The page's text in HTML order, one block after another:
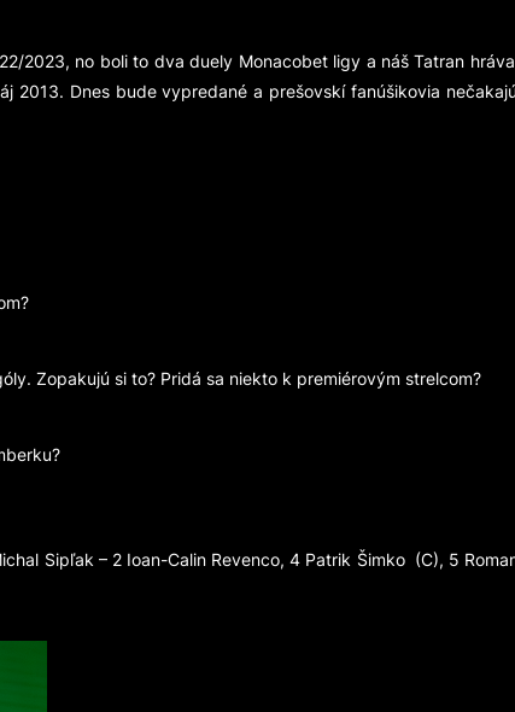
2023, no boli to dva duely Monacobet ligy a náš Tatran
Dnes bude vypredané a prešovskí fanúšikovia
Zopakujú si to? Pridá sa niekto k premiérovým strelcom?
Sipľak – 2 Ioan-Calin Revenco, 4 Patrik Šimko (C), 5